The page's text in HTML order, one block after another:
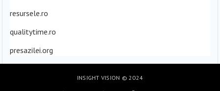
resursele.ro
qualitytime.ro
presazilei.org
INSIGHT VISION © 2024